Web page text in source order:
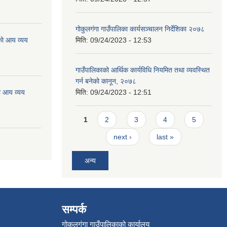
आय व्यय
आय व्यय
गोकुलगंगा गाउँपालिका कार्यसञ्चालन निर्देशिका २०७८
मिति: 09/24/2023 - 12:53
गाउँपालिकाको आर्थिक कार्यविधि नियमित तथा व्यवस्थित
गर्न बनेको कानून, २०७८
मिति: 09/24/2023 - 12:51
Pages
1 2 3 4 5
next › last »
अन्य
सम्पर्क
गोकुलगंगा गाउँपालिकाको कार्यालय